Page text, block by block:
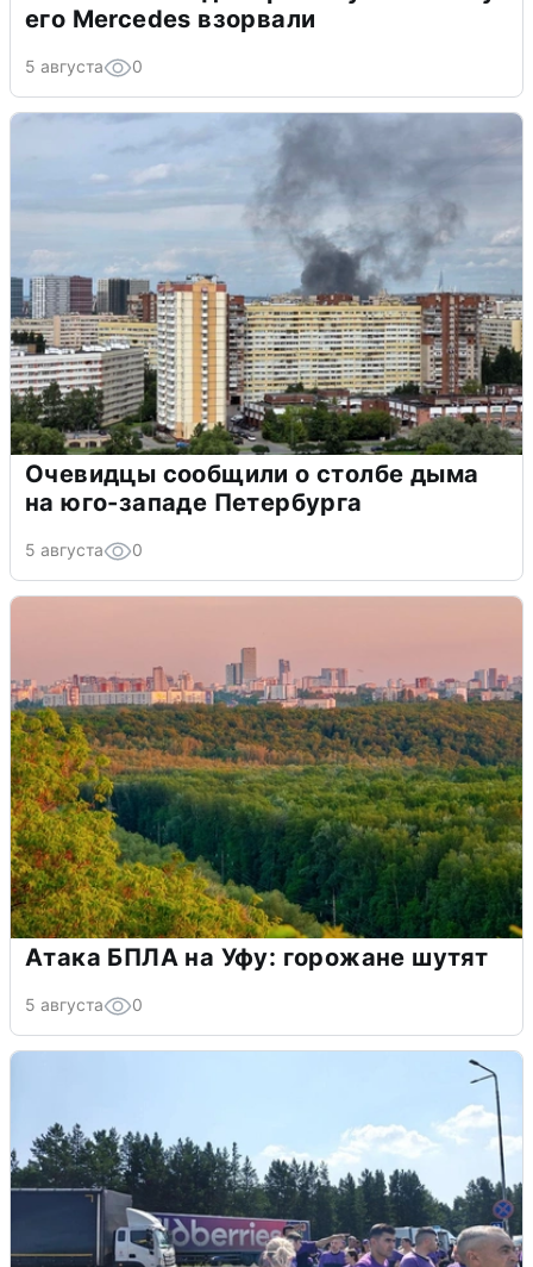
его Mercedes взорвали
5 августа 0
Очевидцы сообщили о столбе дыма
на юго-западе Петербурга
5 августа 0
Атака БПЛА на Уфу: горожане шутят
5 августа 0